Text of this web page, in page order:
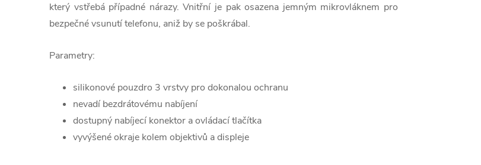
který vstřebá případné nárazy. Vnitřní je pak osazena jemným mikrovláknem pro
bezpečné vsunutí telefonu, aniž by se poškrábal.
Parametry:
silikonové pouzdro 3 vrstvy pro dokonalou ochranu
nevadí bezdrátovému nabíjení
dostupný nabíjecí konektor a ovládací tlačítka
vyvýšené okraje kolem objektivů a displeje